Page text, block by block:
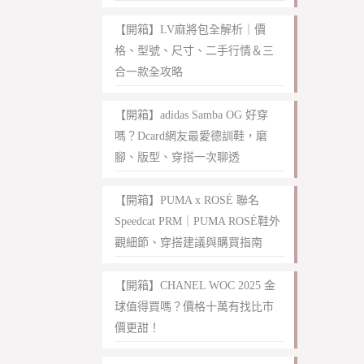
【開箱】LV麻將包全解析｜價
格、型號、尺寸、二手行情＆三
合一款全攻略
【開箱】adidas Samba OG 好穿
嗎？Dcard網友最愛德訓鞋，磨
腳、版型、穿搭一次聊透
【開箱】PUMA x ROSÉ 聯名
Speedcat PRM｜PUMA ROSÉ鞋外
觀細節、穿搭建議與購買指南
【開箱】CHANEL WOC 2025 金
球值得買嗎？價格十萬有找比市
價更甜！